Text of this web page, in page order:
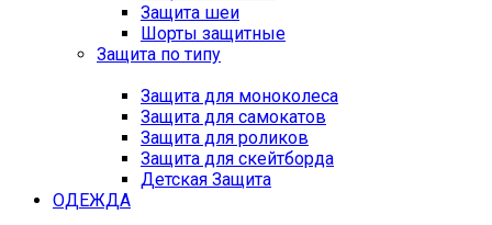
Защита шеи
Шорты защитные
Защита по типу
Защита для моноколеса
Защита для самокатов
Защита для роликов
Защита для скейтборда
Детская Защита
ОДЕЖДА